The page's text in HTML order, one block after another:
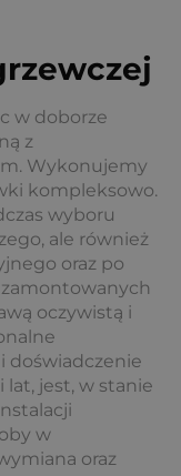
w doborze
z
Wykonujemy
kompleksowo.
wyboru
ale również
oraz po
oczywistą i
doświadczenie
jest, w stanie
w
oraz